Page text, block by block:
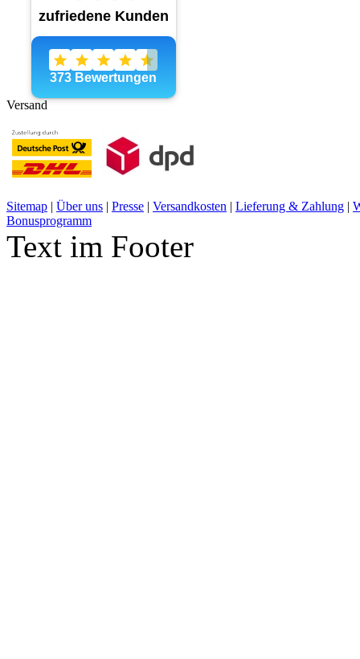
Versand
Sitemap | Über uns | Presse | Versandkosten | Lieferung & Zahlung |
Bonusprogramm
Text im Footer